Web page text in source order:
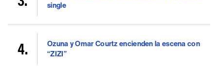
single
Ozuna y Omar Courtz encienden la escena con
“ZIZI”